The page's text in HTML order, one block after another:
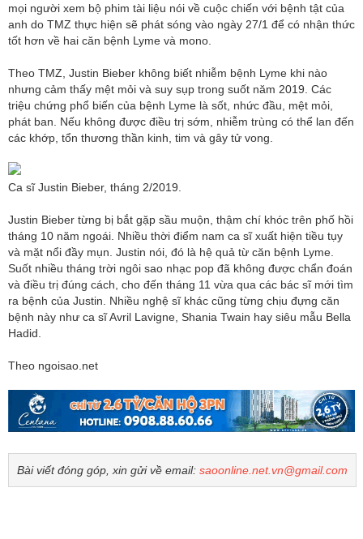
mọi người xem bộ phim tài liệu nói về cuộc chiến với bệnh tật của
anh do TMZ thực hiện sẽ phát sóng vào ngày 27/1 để có nhận thức
tốt hơn về hai căn bệnh Lyme và mono.
Theo TMZ, Justin Bieber không biết nhiễm bệnh Lyme khi nào
nhưng cảm thấy mệt mỏi và suy sụp trong suốt năm 2019. Các
triệu chứng phổ biến của bệnh Lyme là sốt, nhức đầu, mệt mỏi,
phát ban. Nếu không được điều trị sớm, nhiễm trùng có thể lan đến
các khớp, tổn thương thần kinh, tim và gây tử vong.
Ca sĩ Justin Bieber, tháng 2/2019.
Justin Bieber từng bị bắt gặp sầu muộn, thậm chí khóc trên phố hồi
tháng 10 năm ngoái. Nhiều thời điểm nam ca sĩ xuất hiện tiều tụy
và mặt nổi đầy mụn. Justin nói, đó là hệ quả từ căn bệnh Lyme.
Suốt nhiều tháng trời ngôi sao nhạc pop đã không được chẩn đoán
và điều trị đúng cách, cho đến tháng 11 vừa qua các bác sĩ mới tìm
ra bệnh của Justin. Nhiều nghệ sĩ khác cũng từng chịu đựng căn
bệnh này như ca sĩ Avril Lavigne, Shania Twain hay siêu mẫu Bella
Hadid.
Theo ngoisao.net
Bài viết đóng góp, xin gửi về email: saoonline.net.vn@gmail.com